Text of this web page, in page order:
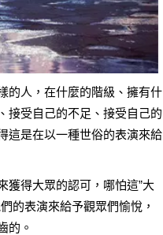
的人，在什麼的階級、擁有什
接受自己的不足、接受自己的
這是在以一種世俗的表演來給
獲得大眾的認可，哪怕這”大
的表演來給予觀眾們愉悅，
的。